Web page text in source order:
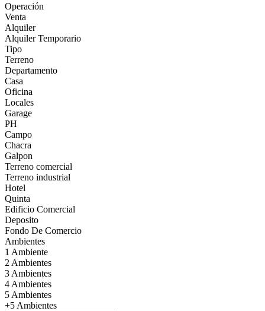
Operación
Venta
Alquiler
Alquiler Temporario
Tipo
Terreno
Departamento
Casa
Oficina
Locales
Garage
PH
Campo
Chacra
Galpon
Terreno comercial
Terreno industrial
Hotel
Quinta
Edificio Comercial
Deposito
Fondo De Comercio
Ambientes
1 Ambiente
2 Ambientes
3 Ambientes
4 Ambientes
5 Ambientes
+5 Ambientes